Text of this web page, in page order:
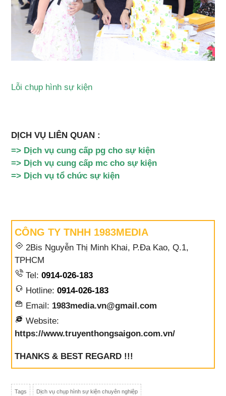
Lỗi chụp hình sự kiện
DỊCH VỤ LIÊN QUAN :
=> Dịch vụ cung cấp pg cho sự kiện
=> Dịch vụ cung cấp mc cho sự kiện
=> Dịch vụ tổ chức sự kiện
CÔNG TY TNHH 1983MEDIA
2Bis Nguyễn Thị Minh Khai, P.Đa Kao, Q.1,
TPHCM
Tel:0914-026-183
Hotline:0914-026-183
Email: 1983media.vn@gmail.com
Website:
https://www.truyenthongsaigon.com.vn/
THANKS & BEST REGARD !!!
Tags Dịch vụ chụp hình sự kiện chuyên nghiệp